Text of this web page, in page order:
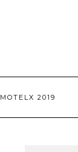
MOTELX 2019